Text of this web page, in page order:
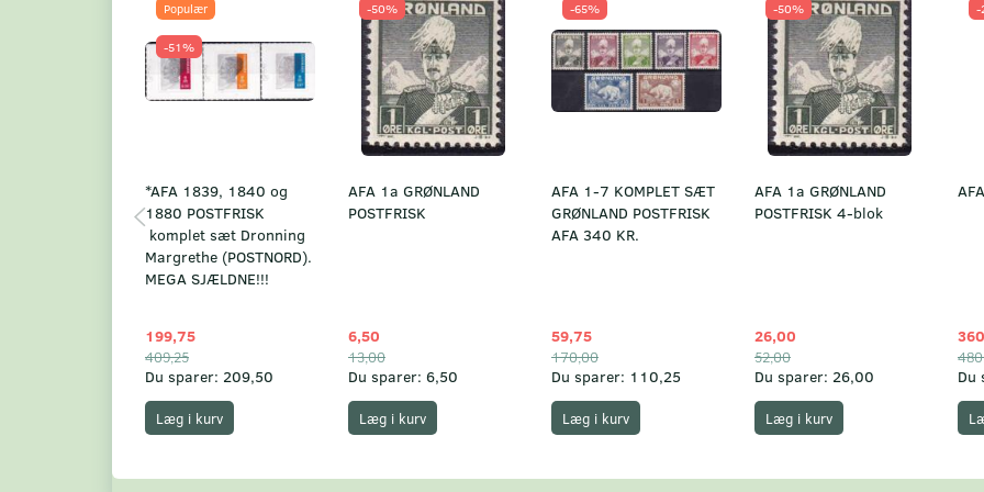
Populær
-51%
*AFA 1839, 1840 og
1880 POSTFRISK
komplet sæt Dronning
Margrethe (POSTNORD).
MEGA SJÆLDNE!!!
199,75
409,25
Du sparer: 209,50
Læg i kurv
-50%
AFA 1a GRØNLAND
POSTFRISK
6,50
13,00
Du sparer: 6,50
Læg i kurv
-65%
AFA 1-7 KOMPLET SÆT
GRØNLAND POSTFRISK
AFA 340 KR.
59,75
170,00
Du sparer: 110,25
Læg i kurv
-50%
AFA 1a GRØNLAND
POSTFRISK 4-blok
26,00
52,00
Du sparer: 26,00
Læg i kurv
-
Du